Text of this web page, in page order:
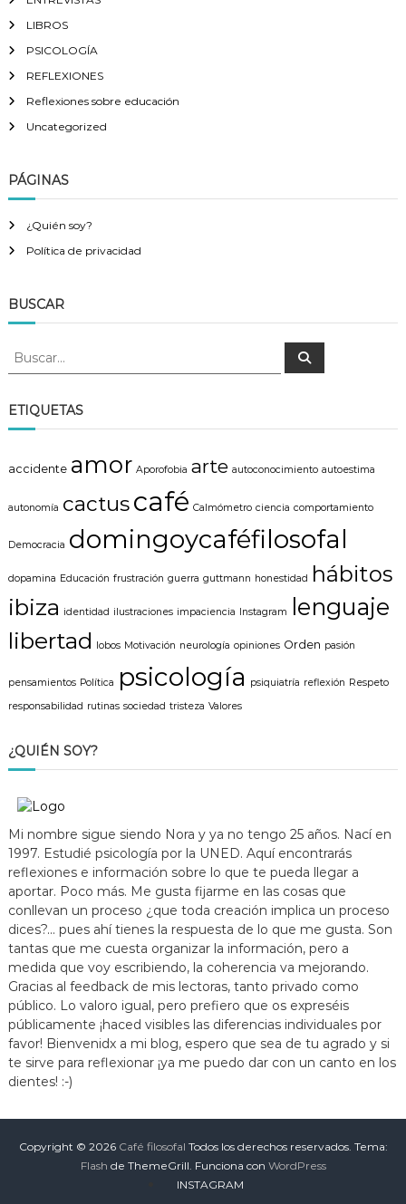
LIBROS
PSICOLOGÍA
REFLEXIONES
Reflexiones sobre educación
Uncategorized
PÁGINAS
¿Quién soy?
Política de privacidad
BUSCAR
B
c
a
:
B
ETIQUETAS
accidente amor Aporofobia arte autoconocimiento autoestima
autonomía cactuscafé Calmómetro ciencia comportamiento
Democracia domingoycaféfilosofal
dopamina Educación frustración guerra guttmann honestidad hábitos
ibiza identidad ilustraciones impaciencia Instagram lenguaje
libertad lobos Motivación neurología opiniones Orden pasión
pensamientos Política psicología psiquiatría reflexión Respeto
responsabilidad rutinas sociedad tristeza Valores
¿QUIÉN SOY?
Mi nombre sigue siendo Nora y ya no tengo 25 años. Nací en
1997. Estudié psicología por la UNED. Aquí encontrarás
reflexiones e información sobre lo que te pueda llegar a
aportar. Poco más. Me gusta fijarme en las cosas que
conllevan un proceso ¿que toda creación implica un proceso
dices?... pues ahí tienes la respuesta de lo que me gusta. Son
tantas que me cuesta organizar la información, pero a
medida que voy escribiendo, la coherencia va mejorando.
Gracias al feedback de mis lectoras, tanto privado como
público. Lo valoro igual, pero prefiero que os expreséis
públicamente ¡haced visibles las diferencias individuales por
favor! Bienvenidx a mi blog, espero que sea de tu agrado y si
te sirve para reflexionar ¡ya me puedo dar con un canto en los
dientes! :-)
Copyright © 2026 Café filosofal Todos los derechos reservados. Tema:
Flash de ThemeGrill. Funciona con WordPress
INSTAGRAM